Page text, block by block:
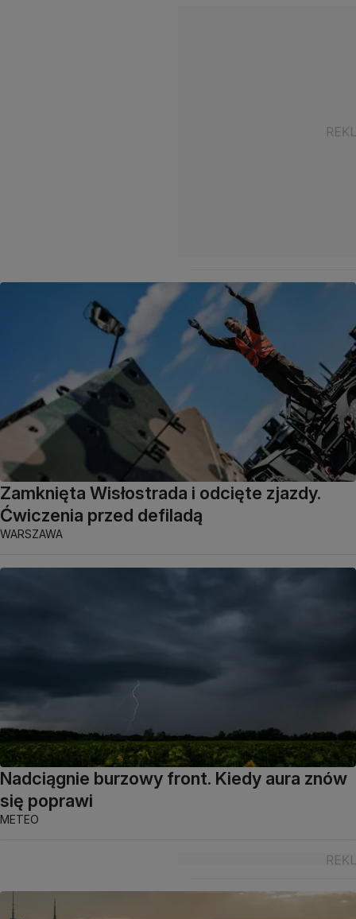
Zamknięta Wisłostrada i odcięte zjazdy.
Ćwiczenia przed defiladą
WARSZAWA
Nadciągnie burzowy front. Kiedy aura znów
się poprawi
METEO